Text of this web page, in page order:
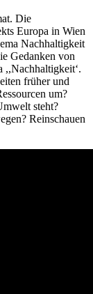
Die
Europa in Wien
Nachhaltigkeit
Gedanken von
,,Nachhaltigkeit‘.
früher und
um?
steht?
Reinschauen